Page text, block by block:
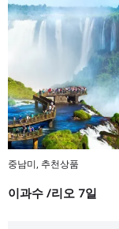
중남미, 추천상품
이과수 /리오 7일